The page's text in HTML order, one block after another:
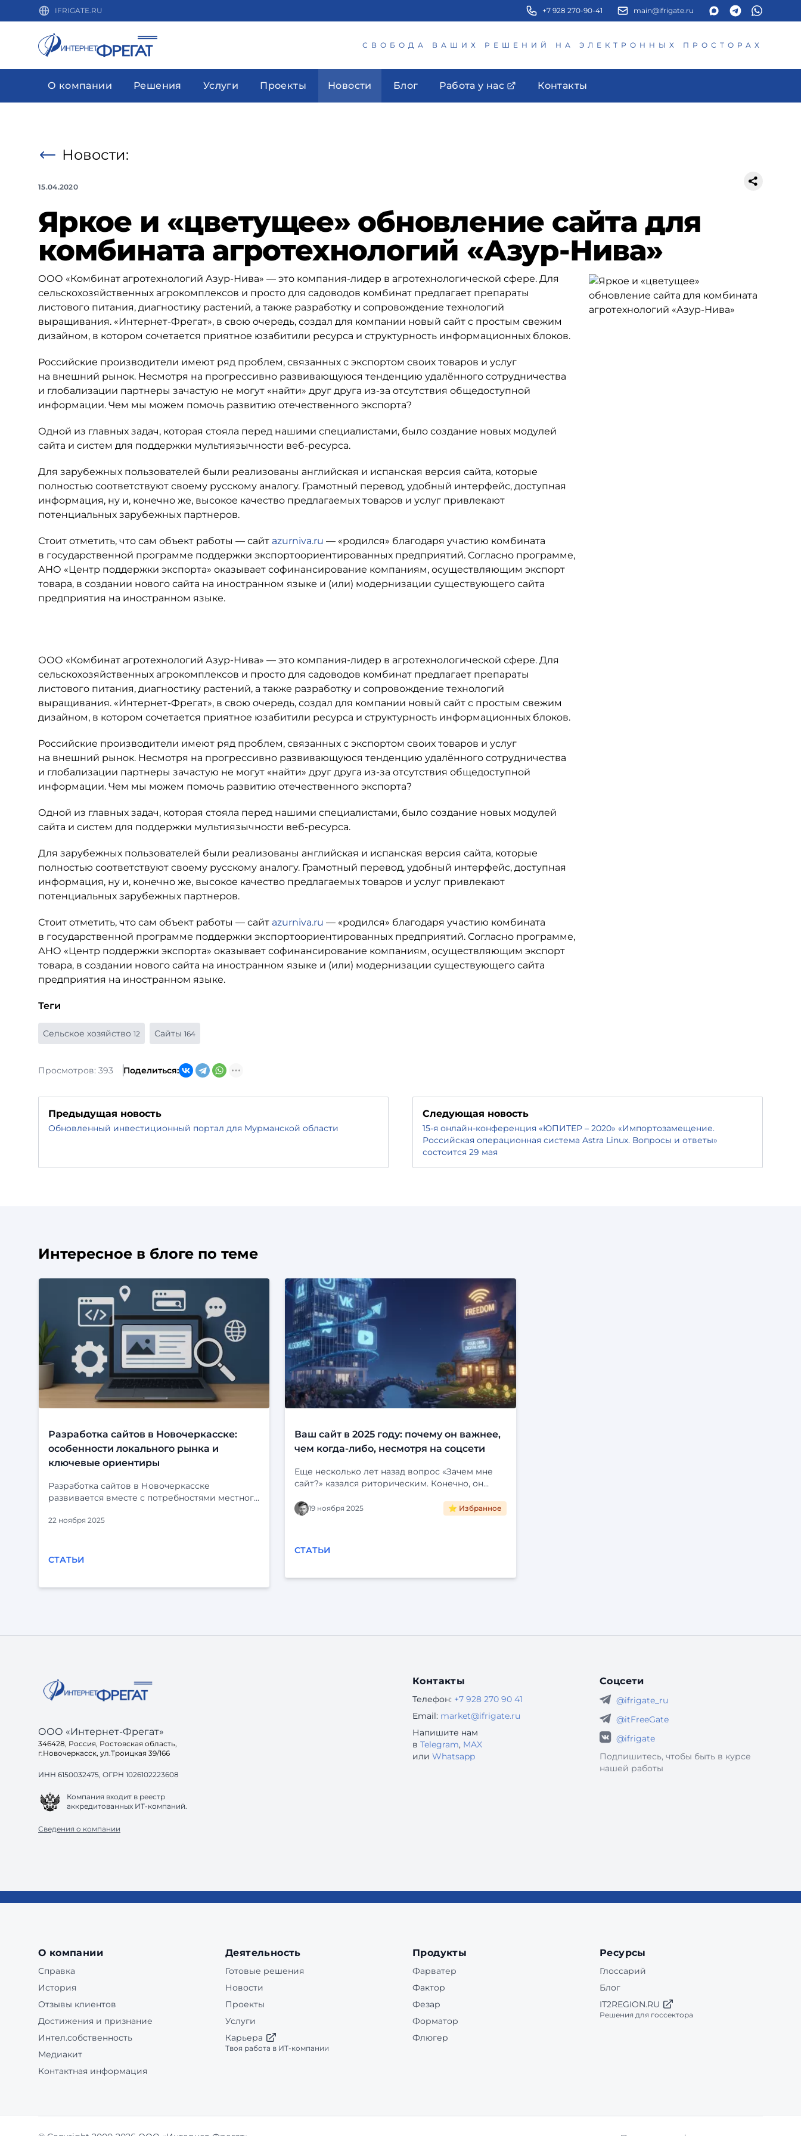
IFRIGATE.RU +7 928 270-90-41 main@ifrigate.ru
СВОБОДА ВАШИХ РЕШЕНИЙ НА ЭЛЕКТРОННЫХ ПРОСТОРАХ
О компании Решения Услуги Проекты Новости Блог Работа у нас Контакты
Новости:
15.04.2020
Яркое и «цветущее» обновление сайта для
комбината агротехнологий «Азур-Нива»
ООО «Комбинат агротехнологий Азур-Нива» — это компания-лидер в агротехнологической сфере. Для
сельскохозяйственных агрокомплексов и просто для садоводов комбинат предлагает препараты
листового питания, диагностику растений, а также разработку и сопровождение технологий
выращивания. «Интернет-Фрегат», в свою очередь, создал для компании новый сайт с простым свежим
дизайном, в котором сочетается приятное юзабитили ресурса и структурность информационных блоков.
Российские производители имеют ряд проблем, связанных с экспортом своих товаров и услуг
на внешний рынок. Несмотря на прогрессивно развивающуюся тенденцию удалённого сотрудничества
и глобализации партнеры зачастую не могут «найти» друг друга из-за отсутствия общедоступной
информации. Чем мы можем помочь развитию отечественного экспорта?
Одной из главных задач, которая стояла перед нашими специалистами, было создание новых модулей
сайта и систем для поддержки мультиязычности веб-ресурса.
Для зарубежных пользователей были реализованы английская и испанская версия сайта, которые
полностью соответствуют своему русскому аналогу. Грамотный перевод, удобный интерфейс, доступная
информация, ну и, конечно же, высокое качество предлагаемых товаров и услуг привлекают
потенциальных зарубежных партнеров.
Стоит отметить, что сам объект работы — сайт azurniva.ru — «родился» благодаря участию комбината
в государственной программе поддержки экспортоориентированных предприятий. Согласно программе,
АНО «Центр поддержки экспорта» оказывает софинансирование компаниям, осуществляющим экспорт
товара, в создании нового сайта на иностранном языке и (или) модернизации существующего сайта
предприятия на иностранном языке.
ООО «Комбинат агротехнологий Азур-Нива» — это компания-лидер в агротехнологической сфере. Для
сельскохозяйственных агрокомплексов и просто для садоводов комбинат предлагает препараты
листового питания, диагностику растений, а также разработку и сопровождение технологий
выращивания. «Интернет-Фрегат», в свою очередь, создал для компании новый сайт с простым свежим
дизайном, в котором сочетается приятное юзабитили ресурса и структурность информационных блоков.
Российские производители имеют ряд проблем, связанных с экспортом своих товаров и услуг
на внешний рынок. Несмотря на прогрессивно развивающуюся тенденцию удалённого сотрудничества
и глобализации партнеры зачастую не могут «найти» друг друга из-за отсутствия общедоступной
информации. Чем мы можем помочь развитию отечественного экспорта?
Одной из главных задач, которая стояла перед нашими специалистами, было создание новых модулей
сайта и систем для поддержки мультиязычности веб-ресурса.
Для зарубежных пользователей были реализованы английская и испанская версия сайта, которые
полностью соответствуют своему русскому аналогу. Грамотный перевод, удобный интерфейс, доступная
информация, ну и, конечно же, высокое качество предлагаемых товаров и услуг привлекают
потенциальных зарубежных партнеров.
Стоит отметить, что сам объект работы — сайт azurniva.ru — «родился» благодаря участию комбината
в государственной программе поддержки экспортоориентированных предприятий. Согласно программе,
АНО «Центр поддержки экспорта» оказывает софинансирование компаниям, осуществляющим экспорт
товара, в создании нового сайта на иностранном языке и (или) модернизации существующего сайта
предприятия на иностранном языке.
Теги
Сельское хозяйство 12 Сайты 164
Просмотров: 393 Поделиться:
Предыдущая новость
Обновленный инвестиционный портал для Мурманской области
Следующая новость
15-я онлайн-конференция «ЮПИТЕР – 2020» «Импортозамещение.
Российская операционная система Astra Linux. Вопросы и ответы»
состоится 29 мая
Интересное в блоге по теме
Разработка сайтов в Новочеркасске:
особенности локального рынка и
ключевые ориентиры
Разработка сайтов в Новочеркасске
развивается вместе с потребностями местного
рамки обычных визиток и всё чаще заказывают
и внутренние системы. При этом у
22 ноября 2025
СТАТЬИ
Ваш сайт в 2025 году: почему он важнее,
чем когда-либо, несмотря на соцсети
Еще несколько лет назад вопрос «Зачем мне
сайт?» казался риторическим. Конечно, он
портфолио специалиста. Но затем мир
погрузился в социальные сети. Instagram*,
создавать отдельный сайт, если можно завести
посты, общаться с клиентами и даже продавать
собственного сайта — это ...
19 ноября 2025 ⭐ Избранное
СТАТЬИ
ООО «Интернет-Фрегат»
346428, Россия, Ростовская область,
г.Новочеркасск, ул.Троицкая 39/166
ИНН 6150032475, ОГРН 1026102223608
Компания входит в реестр
аккредитованных ИТ-компаний.
Сведения о компании
Контакты
Телефон: +7 928 270 90 41
Email: market@ifrigate.ru
Напишите нам
в Telegram, MAX
или Whatsapp
Соцсети
@ifrigate_ru
@itFreeGate
@ifrigate
Подпишитесь, чтобы быть в курсе
нашей работы
О компании
Справка
История
Отзывы клиентов
Достижения и признание
Интел.собственность
Медиакит
Контактная информация
Деятельность
Готовые решения
Новости
Проекты
Услуги
Карьера
Твоя работа в ИТ-компании
Продукты
Фарватер
Фактор
Фезар
Форматор
Флюгер
Ресурсы
Глоссарий
Блог
IT2REGION.RU
Решения для госсектора